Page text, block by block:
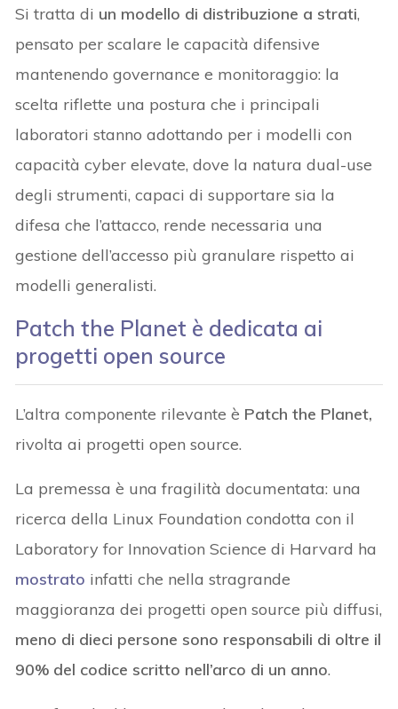
Si tratta di un modello di distribuzione a strati,
pensato per scalare le capacità difensive
mantenendo governance e monitoraggio: la
scelta riflette una postura che i principali
laboratori stanno adottando per i modelli con
capacità cyber elevate, dove la natura dual-use
degli strumenti, capaci di supportare sia la
difesa che l’attacco, rende necessaria una
gestione dell’accesso più granulare rispetto ai
modelli generalisti.
Patch the Planet è dedicata ai
progetti open source
L’altra componente rilevante è Patch the Planet,
rivolta ai progetti open source.
La premessa è una fragilità documentata: una
ricerca della Linux Foundation condotta con il
Laboratory for Innovation Science di Harvard ha
mostrato infatti che nella stragrande
maggioranza dei progetti open source più diffusi,
meno di dieci persone sono responsabili di oltre il
90% del codice scritto nell’arco di un anno.